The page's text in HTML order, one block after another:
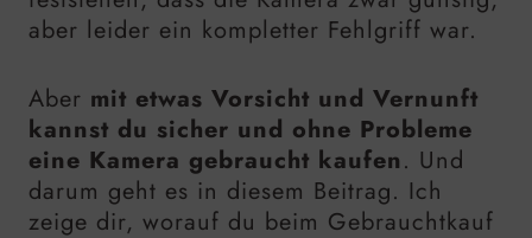
aber leider ein kompletter Fehlgriff war.
Aber mit etwas Vorsicht und Vernunft
kannst du sicher und ohne Probleme
eine Kamera gebraucht kaufen. Und
darum geht es in diesem Beitrag. Ich
zeige dir, worauf du beim Gebrauchtkauf